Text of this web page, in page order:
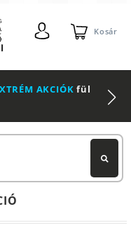
Kosár
AKCIÓK fül